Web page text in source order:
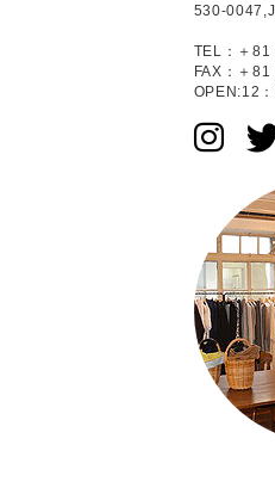
530-
TEL：＋
FAX：＋
OPEN:12